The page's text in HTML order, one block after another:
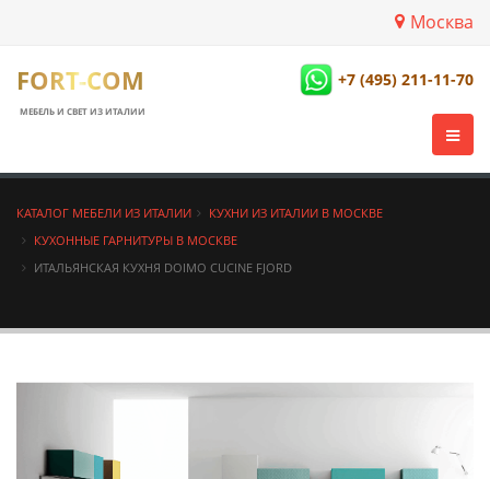
Москва
FORT-COM
МЕБЕЛЬ И СВЕТ ИЗ ИТАЛИИ
+7 (495) 211-11-70
КАТАЛОГ МЕБЕЛИ ИЗ ИТАЛИИ
КУХНИ ИЗ ИТАЛИИ В МОСКВЕ
КУХОННЫЕ ГАРНИТУРЫ В МОСКВЕ
ИТАЛЬЯНСКАЯ КУХНЯ DOIMO CUCINE FJORD